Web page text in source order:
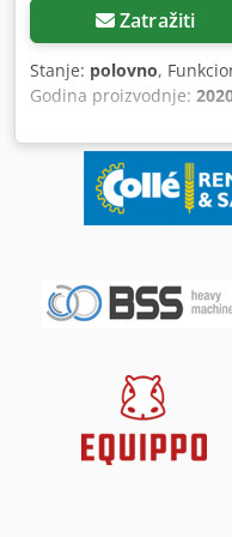
Zatražiti
Stanje: polovno,
Godina proizvodnje:
Nordberg HP200 –
sati: 14.300 Chjdpfsxyi
funkcionalna, trenutno
Opis mašine Nudimo
drobilicu – jedan od
veoma dobrom
proizvodnju
Ključne karakteristike -
konstantan kvalitet
performanse pri
materijala - Hidrauličko
Stabilan rad uz niske